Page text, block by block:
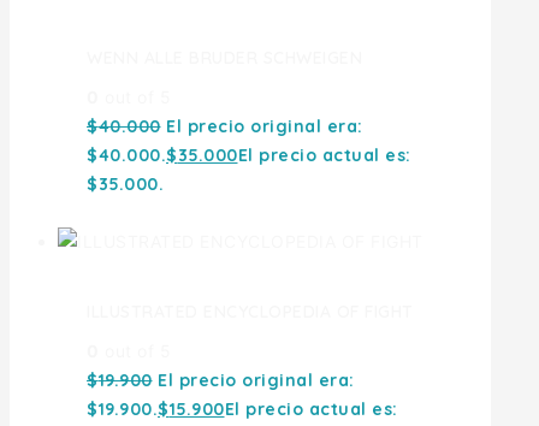
$40.000 El precio original era:
$40.000.$35.000El precio actual es:
$35.000.
$19.900 El precio original era:
$19.900.$15.900El precio actual es: